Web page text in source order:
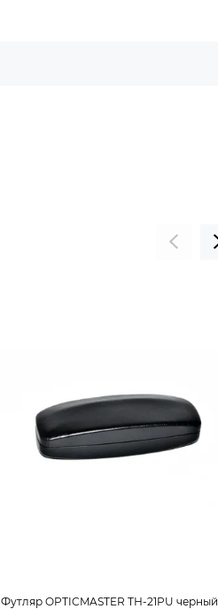
Футляр OPTICMASTER ТН-21PU черный